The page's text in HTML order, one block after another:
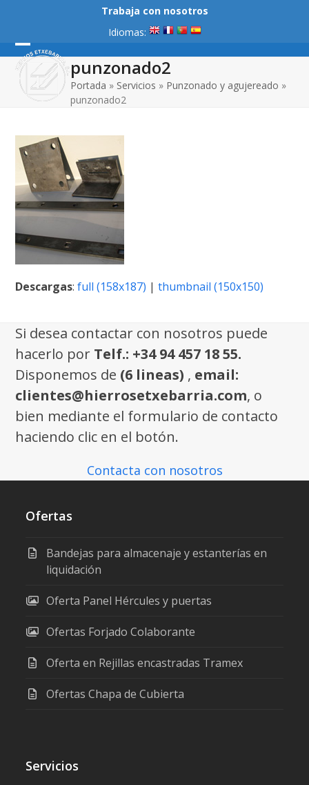
content
Trabaja con nosotros
Idiomas:
Open
mobile
menu
Close
mobile
menu
punzonado2
Portada » Servicios » Punzonado y agujereado »
punzonado2
Descargas:full (158x187) |thumbnail (150x150)
Si desea contactar con nosotros puede
hacerlo por Telf.: +34 94 457 18 55.
Disponemos de (6 lineas) , email:
clientes@hierrosetxebarria.com, o
bien mediante el formulario de contacto
haciendo clic en el botón.
Contacta con nosotros
Ofertas
Bandejas para almacenaje y estanterías en
liquidación
Oferta Panel Hércules y puertas
Ofertas Forjado Colaborante
Oferta en Rejillas encastradas Tramex
Ofertas Chapa de Cubierta
Servicios